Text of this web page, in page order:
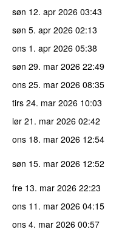
søn 12. apr 2026 03:43
søn 5. apr 2026 02:13
ons 1. apr 2026 05:38
søn 29. mar 2026 22:49
ons 25. mar 2026 08:35
tirs 24. mar 2026 10:03
lør 21. mar 2026 02:42
ons 18. mar 2026 12:54
søn 15. mar 2026 12:52
fre 13. mar 2026 22:23
ons 11. mar 2026 04:15
ons 4. mar 2026 00:57